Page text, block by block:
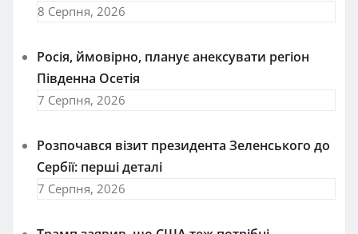
8 Серпня, 2026
Росія, ймовірно, планує анексувати регіон
Південна Осетія
7 Серпня, 2026
Розпочався візит президента Зеленського до
Сербії: перші деталі
7 Серпня, 2026